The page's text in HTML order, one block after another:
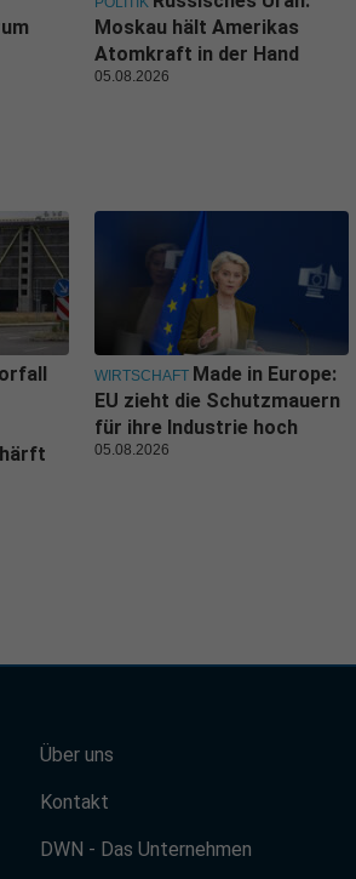
Moskau hält Amerikas
Atomkraft in der Hand
05.08.2026
WIRTSCHAFT Made in Europe:
EU zieht die Schutzmauern
für ihre Industrie hoch
05.08.2026
Über uns
Kontakt
DWN - Das Unternehmen